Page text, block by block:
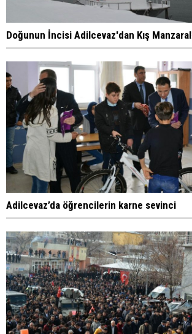
Doğunun İncisi Adilcevaz'dan Kış
Adilcevaz’da öğrencilerin karne sevinci